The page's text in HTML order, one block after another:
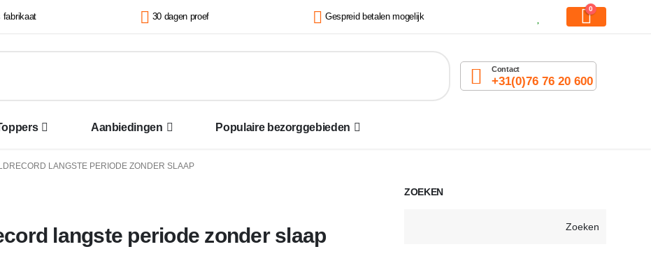
fabrikaat 30 dagen proef Gespreid betalen mogelijk
0
Contact
+31(0)76 76 20 600
Aanbiedingen Populaire bezorggebieden
LANGSTE PERIODE ZONDER SLAAP
langste periode zonder slaap
ZOEKEN
Zoeken